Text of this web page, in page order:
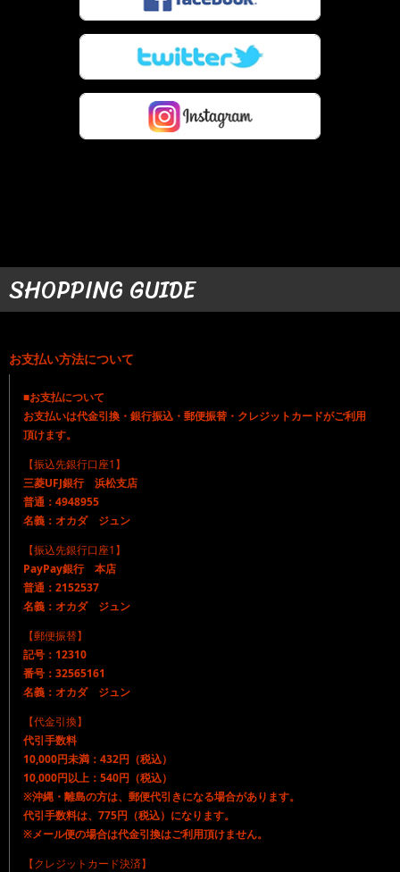
SHOPPING GUIDE
お支払い方法について
■お支払について
お支払いは代金引換・銀行振込・郵便振替・クレジットカードがご利用
頂けます。
【振込先銀行口座1】
三菱UFJ銀行 浜松支店
普通：4948955
名義：オカダ ジュン
【振込先銀行口座1】
PayPay銀行 本店
普通：2152537
名義：オカダ ジュン
【郵便振替】
記号：12310
番号：32565161
名義：オカダ ジュン
【代金引換】
代引手数料
10,000円未満：432円（税込）
10,000円以上：540円（税込）
※沖縄・離島の方は、郵便代引きになる場合があります。
代引手数料は、775円（税込）になります。
※メール便の場合は代金引換はご利用頂けません。
【クレジットカード決済】